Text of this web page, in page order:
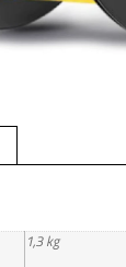
1,3 kg